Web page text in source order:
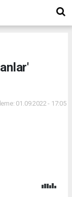
01.09.2022 - 17:05